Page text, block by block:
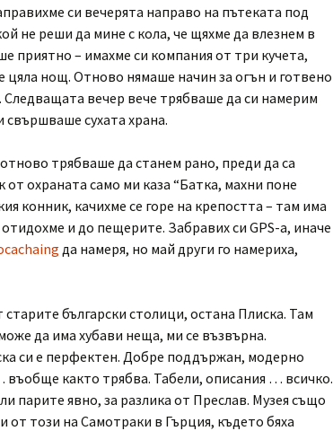
си вечерята направо на пътеката под
не реши да мине с кола, че щяхме да влезнем в
приятно – имахме си компания от три кучета,
цяла нощ. Отново нямаше начин за огън и готвено
вечер вече трябваше да си намерим
сухата храна.
трябваше да станем рано, преди да са
охраната само ми каза “Батка, махни поне
конник, качихме се горе на крепостта – там има
и до пещерите. Забравих си GPS-а, иначе
да намеря, но май други го намериха,
български столици, остана Плиска. Там
да има хубави неща, ми се възвърна.
си е перфектен. Добре поддържан, модерно
както трябва. Табели, описания … всичко.
парите явно, за разлика от Преслав. Музея също
този на Самотраки в Гърция, където бяха